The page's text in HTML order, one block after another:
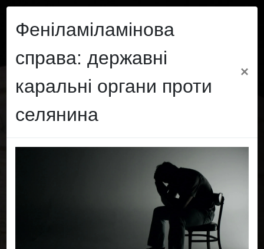
Правовий Захист
Феніламіламінова
справа: державні
каральні органи проти
селянина
×